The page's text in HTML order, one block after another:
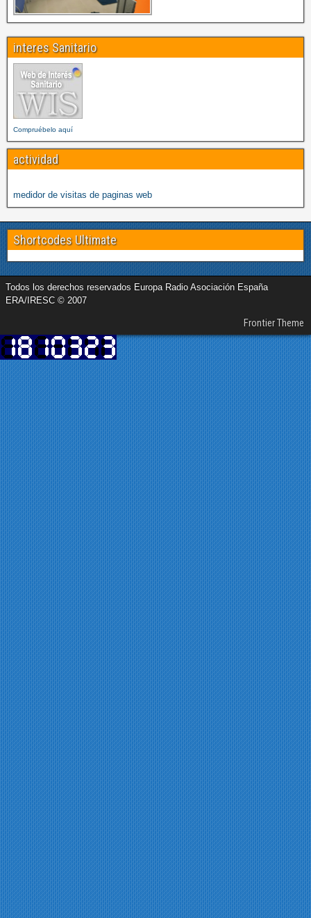
interes Sanitario
Compruébelo aquí
actividad
medidor de visitas de paginas web
Shortcodes Ultimate
Todos los derechos reservados Europa Radio Asociación España
ERA/IRESC © 2007
Frontier Theme